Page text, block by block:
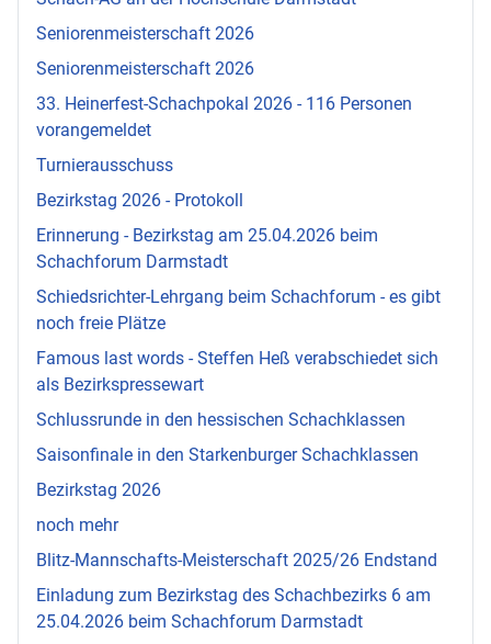
Seniorenmeisterschaft 2026
Seniorenmeisterschaft 2026
33. Heinerfest-Schachpokal 2026 - 116 Personen
vorangemeldet
Turnierausschuss
Bezirkstag 2026 - Protokoll
Erinnerung - Bezirkstag am 25.04.2026 beim
Schachforum Darmstadt
Schiedsrichter-Lehrgang beim Schachforum - es gibt
noch freie Plätze
Famous last words - Steffen Heß verabschiedet sich
als Bezirkspressewart
Schlussrunde in den hessischen Schachklassen
Saisonfinale in den Starkenburger Schachklassen
Bezirkstag 2026
noch mehr
Blitz-Mannschafts-Meisterschaft 2025/26 Endstand
Einladung zum Bezirkstag des Schachbezirks 6 am
25.04.2026 beim Schachforum Darmstadt